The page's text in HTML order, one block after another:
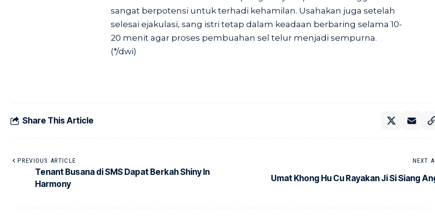
sangat berpotensi untuk terhadi kehamilan. Usahakan juga setelah
selesai ejakulasi, sang istri tetap dalam keadaan berbaring selama 10-
20 menit agar proses pembuahan sel telur menjadi sempurna.
(*/dwi)
Share This Article
PREVIOUS ARTICLE
Tenant Busana di SMS Dapat Berkah Shiny In
Harmony
NEXT
Umat Khong Hu Cu Rayakan Ji Si Siang